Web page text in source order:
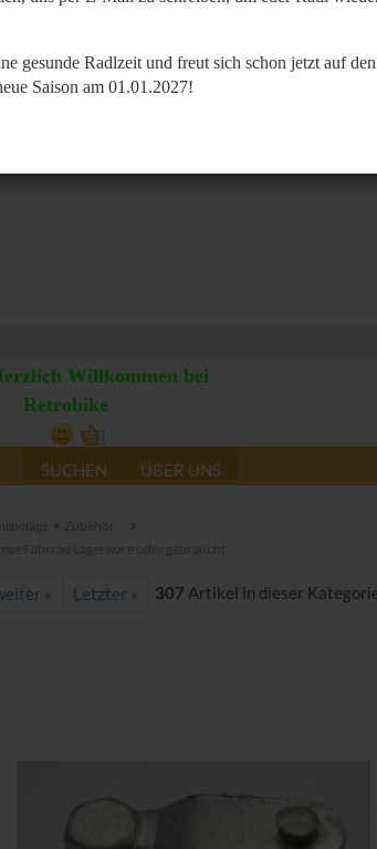
gesunde Radlzeit und freut sich schon jetzt auf den
Saison am 01.01.2027!
Willkommen bei
Retrobike
SUCHEN ÜBER UNS
»
» Letzter » 307 Artikel in dieser